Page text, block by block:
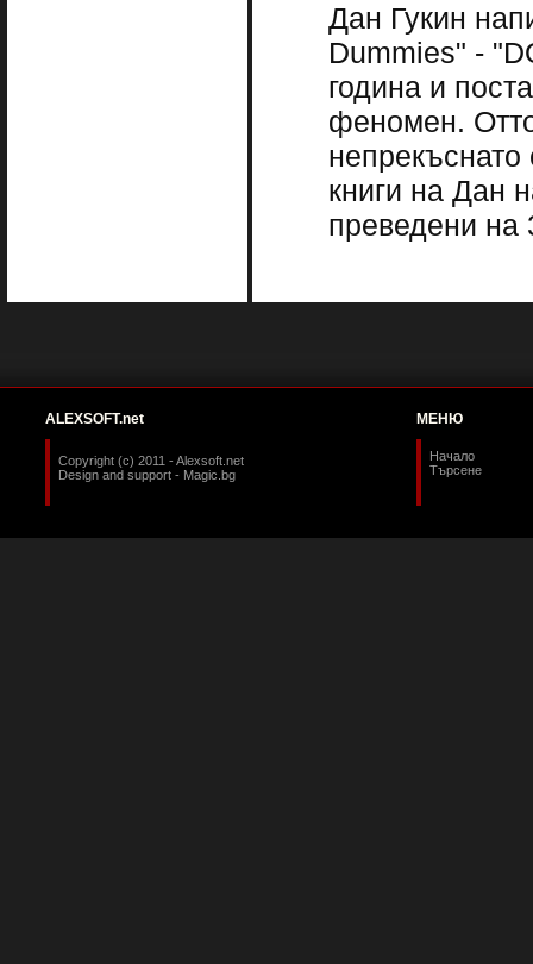
Дан Гукин
Dummies" -
година и
феномен.
непрекъснато
книги на Дан
преведени на
ALEXSOFT.net
Copyright (c) 2011 - Alexsoft.net
Design and support - Magic.bg
МЕНЮ
Начало
Търсене